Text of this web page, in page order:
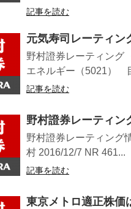
記事を読む
元気寿司レーティン
野村證券レーティン
エネルギー（5021）
記事を読む
野村證券レーティン
野村證券レーティング
村 2016/12/7 NR 461...
記事を読む
東京メトロ適正株価